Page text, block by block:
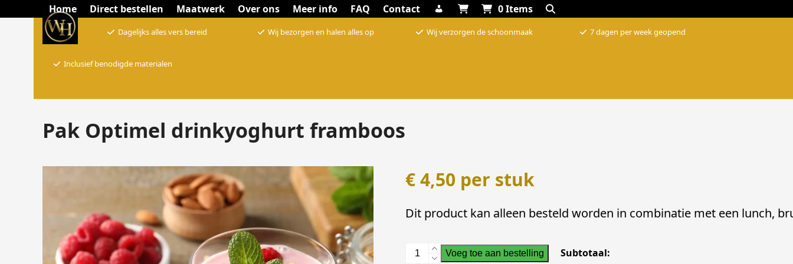
to
Home Direct bestellen Maatwerk Over ons Meer info FAQ Contact 0 Items
Dagelijks alles vers bereid Wij bezorgen en halen alles op Wij verzorgen de schoonmaak 7 dagen per week geopend
Inclusief benodigde materialen
Pak Optimel drinkyoghurt framboos
€4,50 per stuk
Dit product kan alleen besteld worden in combinatie met een lunch,
Pak
Voeg toe aan bestelling Subtotaal: